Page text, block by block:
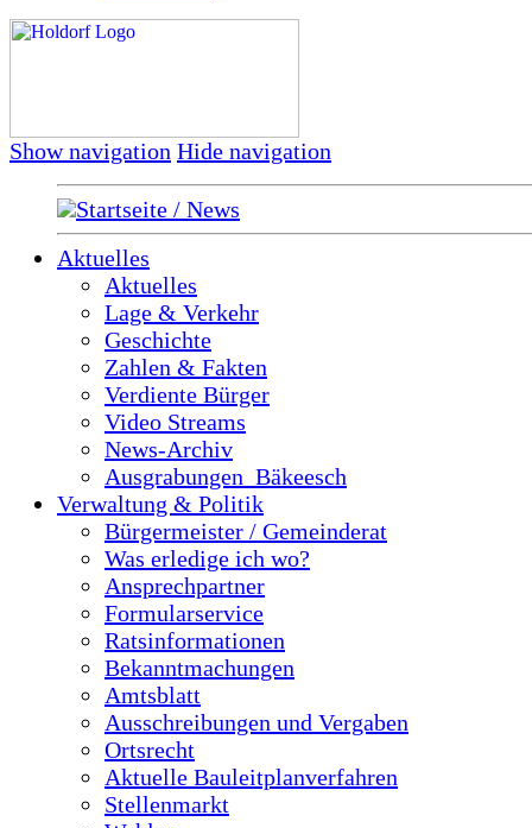
Show navigation Hide navigation
Startseite / News
Aktuelles
Aktuelles
Lage & Verkehr
Geschichte
Zahlen & Fakten
Verdiente Bürger
Video Streams
News-Archiv
Ausgrabungen_Bäkeesch
Verwaltung & Politik
Bürgermeister / Gemeinderat
Was erledige ich wo?
Ansprechpartner
Formularservice
Ratsinformationen
Bekanntmachungen
Amtsblatt
Ausschreibungen und Vergaben
Ortsrecht
Aktuelle Bauleitplanverfahren
Stellenmarkt